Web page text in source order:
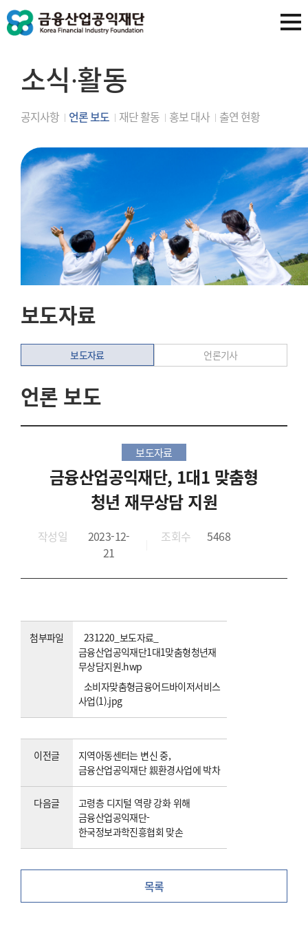
소식∙활동
공지사항 언론 보도 재단 활동 홍보 대사 출연 현황
보도자료
보도자료 언론기사
언론 보도
보도자료
금융산업공익재단, 1대1 맞춤형
청년 재무상담 지원
작성일
2023-12-
21
조회수 5468
첨부파일
231220_보도자료_
금융산업공익재단1대1맞춤형청년재
무상담지원.hwp
소비자맞춤형금융어드바이저서비스
사업(1).jpg
이전글
지역아동센터는 변신 중,
금융산업공익재단 親환경사업에 박차
다음글
고령층 디지털 역량 강화 위해
금융산업공익재단-
한국정보과학진흥협회 맞손
목록